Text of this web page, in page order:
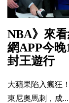
NBA》來
網APP今
封王遊行
大蘋果陷入瘋狂
東尼奧馬刺，成